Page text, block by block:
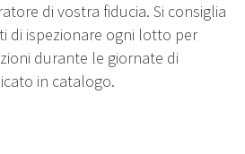
di vostra fiducia. Si consiglia
di ispezionare ogni lotto per
durante le giornate di
in catalogo.